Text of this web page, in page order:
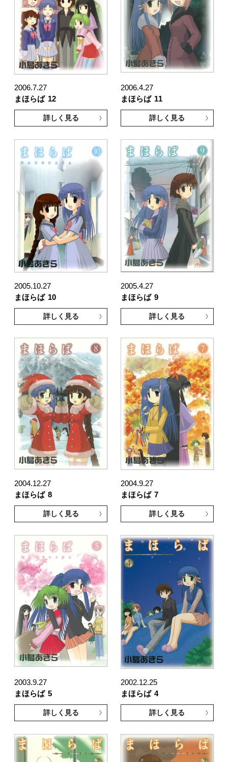
2006.7.27
まほらば 12
詳しく見る
2006.4.27
まほらば 11
詳しく見る
2005.10.27
まほらば 10
詳しく見る
2005.4.27
まほらば 9
詳しく見る
2004.12.27
まほらば 8
詳しく見る
2004.9.27
まほらば 7
詳しく見る
2003.9.27
まほらば 5
詳しく見る
2002.12.25
まほらば 4
詳しく見る